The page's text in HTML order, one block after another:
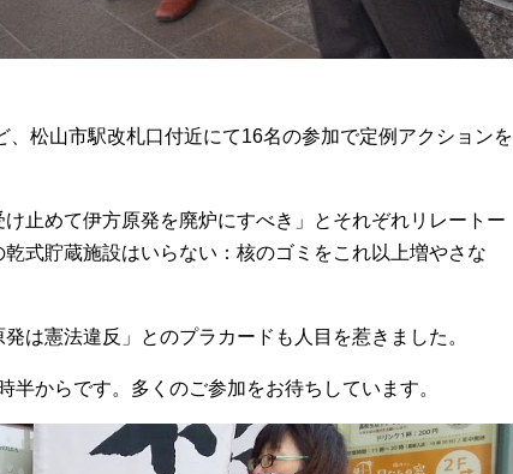
松山市駅改札口付近にて16名の参加で定例アクションを
け止めて伊方原発を廃炉にすべき」とそれぞれリレートー
式貯蔵施設はいらない：核のゴミをこれ以上増やさな
は憲法違反」とのプラカードも人目を惹きました。
からです。多くのご参加をお待ちしています。